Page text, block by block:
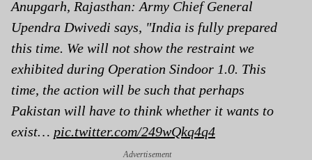
Anupgarh, Rajasthan: Army Chief General
Upendra Dwivedi says, "India is fully prepared
this time. We will not show the restraint we
exhibited during Operation Sindoor 1.0. This
time, the action will be such that perhaps
Pakistan will have to think whether it wants to
exist… pic.twitter.com/249wQkq4q4
Advertisement